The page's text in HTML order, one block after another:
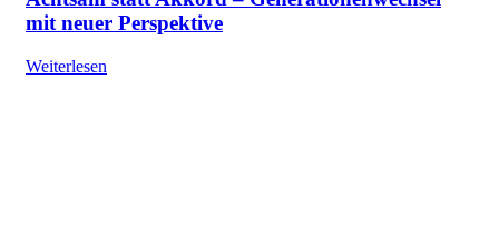
mit neuer Perspektive
Weiterlesen